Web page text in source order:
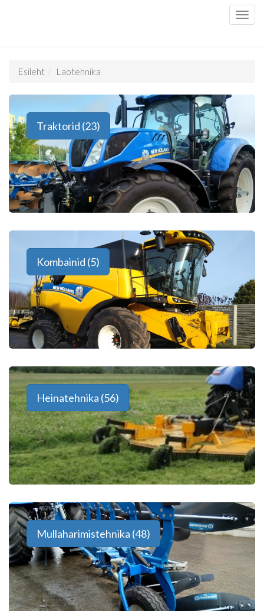
Esileht Laotehnika
Traktorid (23)
Kombainid (5)
Heinatehnika (56)
Mullaharimistehnika (48)